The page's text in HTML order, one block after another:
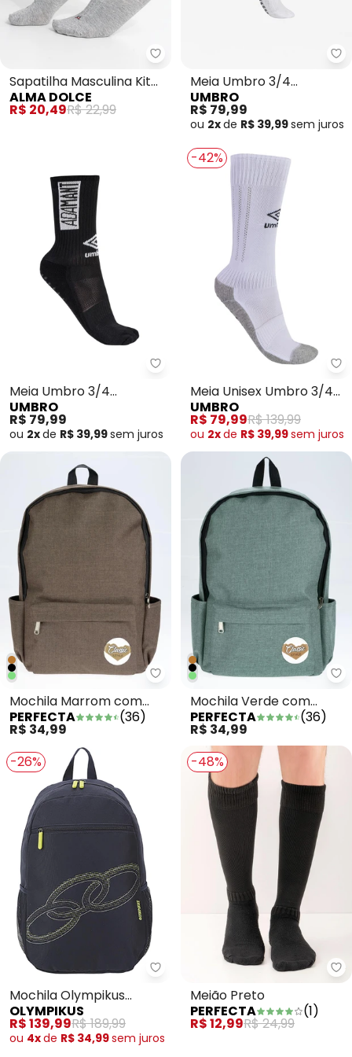
Alma Dolce - Sapatilha
Sapatilha Masculina Kit
com 3 pares
ALMA DOLCE
R$ 20,49R$ 22,99
Meia Umbro 3/4
Adamant (Branca)
UMBRO
R$ 79,99
ou 2xde R$ 39,99sem juros
Meia Umbro 3/4 Adamant
Meia Umbro 3/4
Adamant (Preto)
UMBRO
R$ 79,99
ou 2xde R$ 39,99sem juros
-42%
Meia Unisex Umbro 3/4
Grip Ii (Branca)
UMBRO
R$ 79,99R$ 139,99
ou 2xde R$ 39,99sem juros
Perfecta - Mochila Marrom
Mochila Marrom com
Compartimentos
Laterais
PERFECTA (36)
R$ 34,99
Mochila Verde com
Compartimentos
Laterais
PERFECTA (36)
R$ 34,99
-26%
Mochila Olympikus Juvenil
Mochila Olympikus
Juvenil (Marinho)
OLYMPIKUS
R$ 139,99R$ 189,99
ou 4xde R$ 34,99sem juros
-48%
Meião Preto
PERFECTA
(1)
R$ 12,99R$ 24,99